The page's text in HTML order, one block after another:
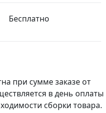
Бесплатно
при сумме заказе от
в день оплаты
сборки товара.